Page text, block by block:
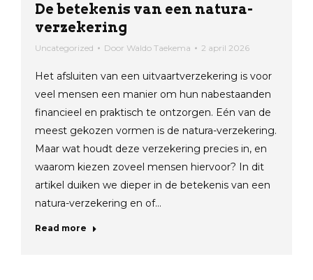
De betekenis van een natura-
verzekering
Uncategorized Door Waldo Taekema 2 april 2026
Het afsluiten van een uitvaartverzekering is voor
veel mensen een manier om hun nabestaanden
financieel en praktisch te ontzorgen. Eén van de
meest gekozen vormen is de natura-verzekering.
Maar wat houdt deze verzekering precies in, en
waarom kiezen zoveel mensen hiervoor? In dit
artikel duiken we dieper in de betekenis van een
natura-verzekering en of…
Read more